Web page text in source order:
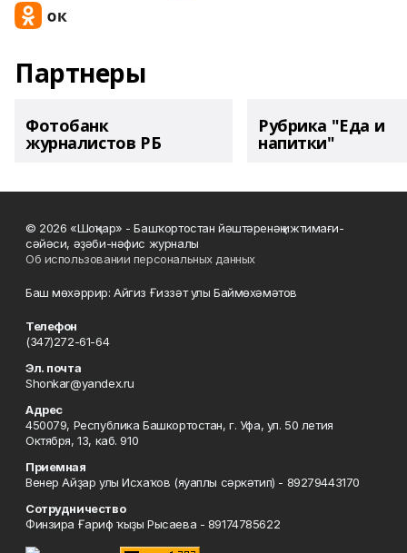
Партнеры
Фотобанк
журналистов РБ
Рубрика "Еда и
напитки"
© 2026 «Шоңҡар» - Башҡортостан йәштәренәң ижтимағи-
сәйәси, әҙәби-нәфис журналы
Об использовании персональных данных
Баш мөхәррир: Айгиз Ғиззәт улы Баймөхәмәтов
Телефон
(347)272-61-64
Эл. почта
Shonkar@yandex.ru
Адрес
450079, Республика Башкортостан, г. Уфа, ул. 50 летия
Октября, 13, каб. 910
Приемная
Венер Айҙар улы Исхаҡов (яуаплы сәркәтип) - 89279443170
Сотрудничество
Финзира Ғариф ҡыҙы Рысаева - 89174785622